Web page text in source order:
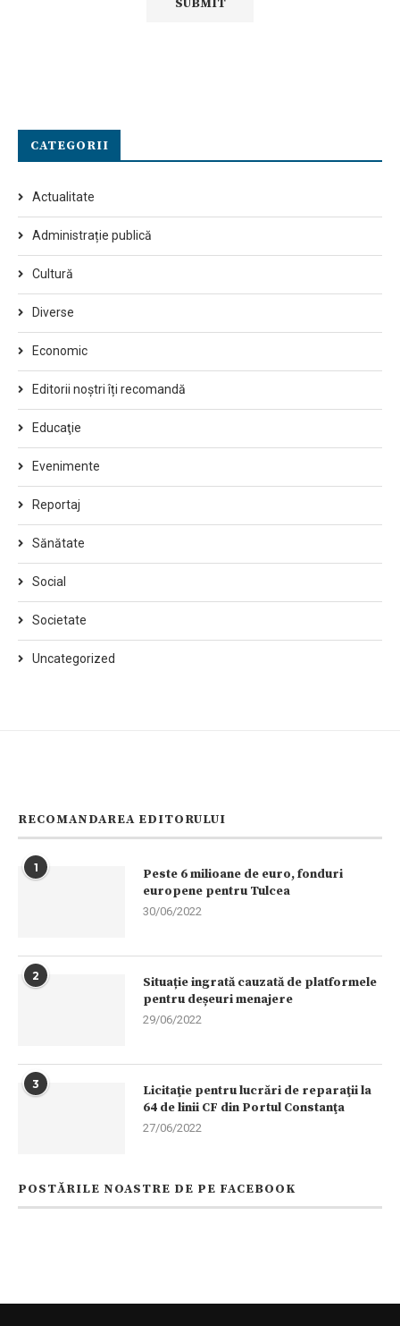
CATEGORII
Actualitate
Administrație publică
Cultură
Diverse
Economic
Editorii noștri îți recomandă
Educaţie
Evenimente
Reportaj
Sănătate
Social
Societate
Uncategorized
RECOMANDAREA EDITORULUI
1
Peste 6 milioane de euro, fonduri
europene pentru Tulcea
30/06/2022
2
Situație ingrată cauzată de platformele
pentru deșeuri menajere
29/06/2022
3
Licitaţie pentru lucrări de reparaţii la
64 de linii CF din Portul Constanţa
27/06/2022
POSTĂRILE NOASTRE DE PE FACEBOOK